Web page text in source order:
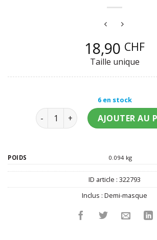
18,90 CHF
Taille unique
6 en stock
quantité de Masque Taz -
AJOUTER AU
POIDS 0.094 kg
ID article : 322793
Inclus : Demi-masque